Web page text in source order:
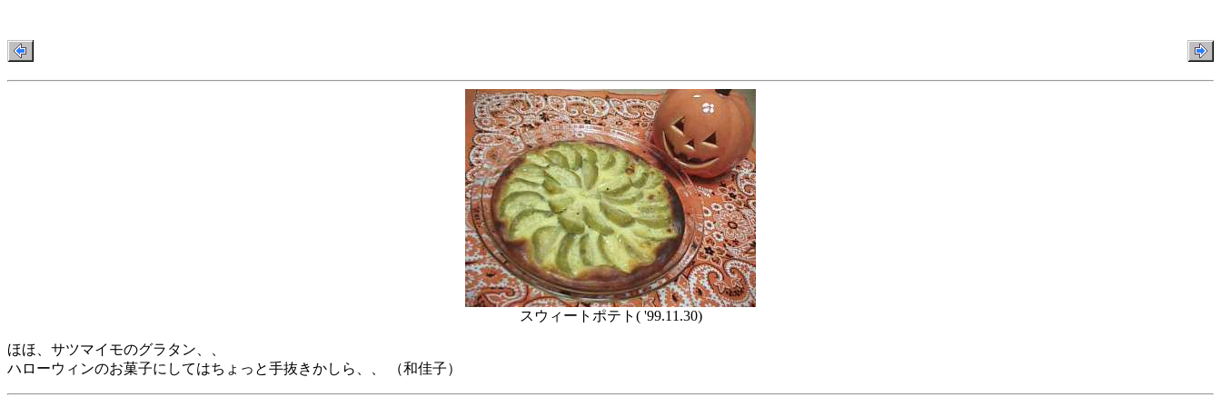
スウィートポテト( '99.11.30)
ほほ、サツマイモのグラタン、、
ハローウィンのお菓子にしてはちょっと手抜きかしら、、 （和佳子）